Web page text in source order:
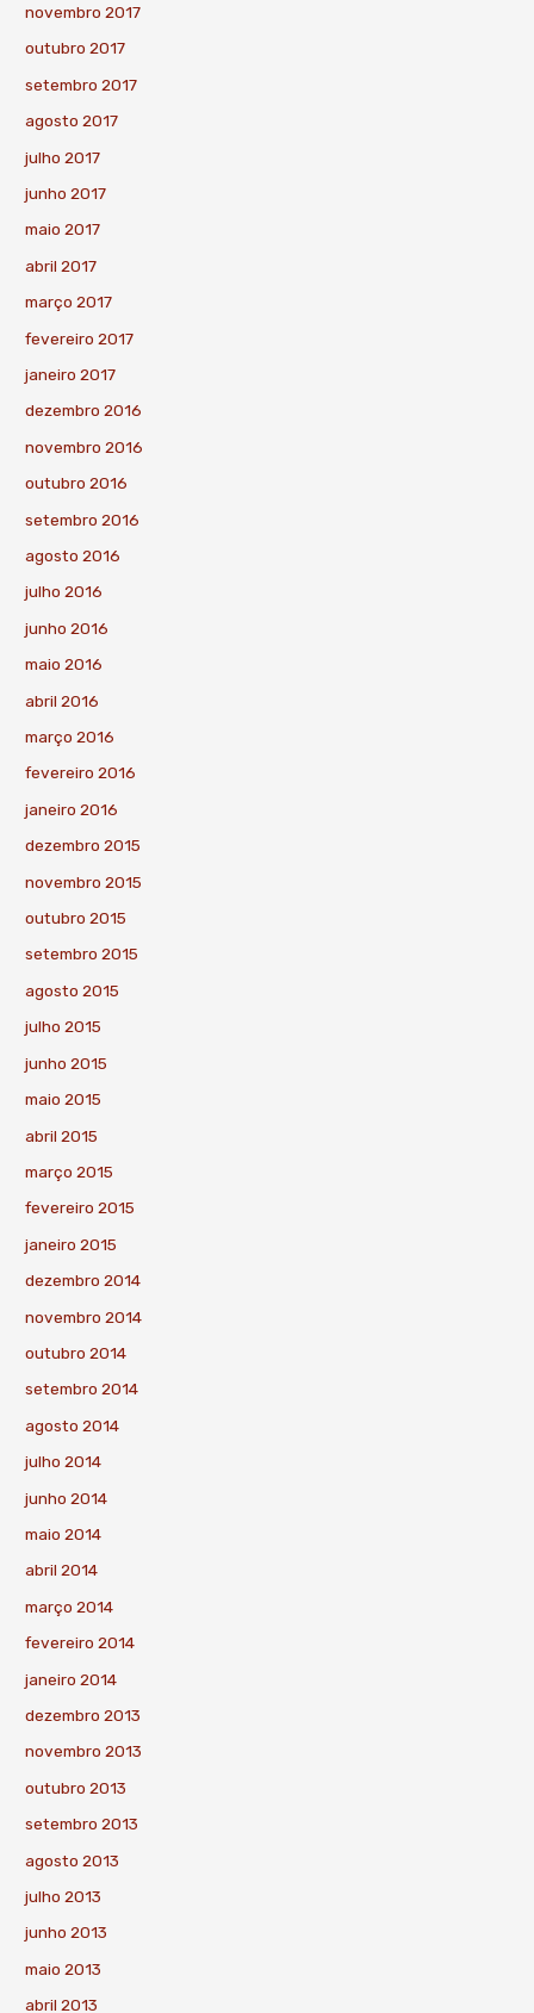
novembro 2017
outubro 2017
setembro 2017
agosto 2017
julho 2017
junho 2017
maio 2017
abril 2017
março 2017
fevereiro 2017
janeiro 2017
dezembro 2016
novembro 2016
outubro 2016
setembro 2016
agosto 2016
julho 2016
junho 2016
maio 2016
abril 2016
março 2016
fevereiro 2016
janeiro 2016
dezembro 2015
novembro 2015
outubro 2015
setembro 2015
agosto 2015
julho 2015
junho 2015
maio 2015
abril 2015
março 2015
fevereiro 2015
janeiro 2015
dezembro 2014
novembro 2014
outubro 2014
setembro 2014
agosto 2014
julho 2014
junho 2014
maio 2014
abril 2014
março 2014
fevereiro 2014
janeiro 2014
dezembro 2013
novembro 2013
outubro 2013
setembro 2013
agosto 2013
julho 2013
junho 2013
maio 2013
abril 2013